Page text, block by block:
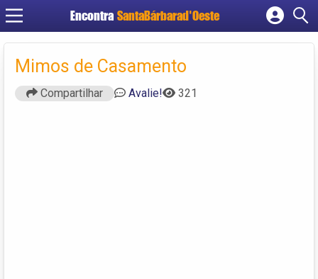
Encontra SantaBárbarad'Oeste
Cadastrar empresa
Criar conta
Mimos de Casamento
Compartilhar Avalie! 321